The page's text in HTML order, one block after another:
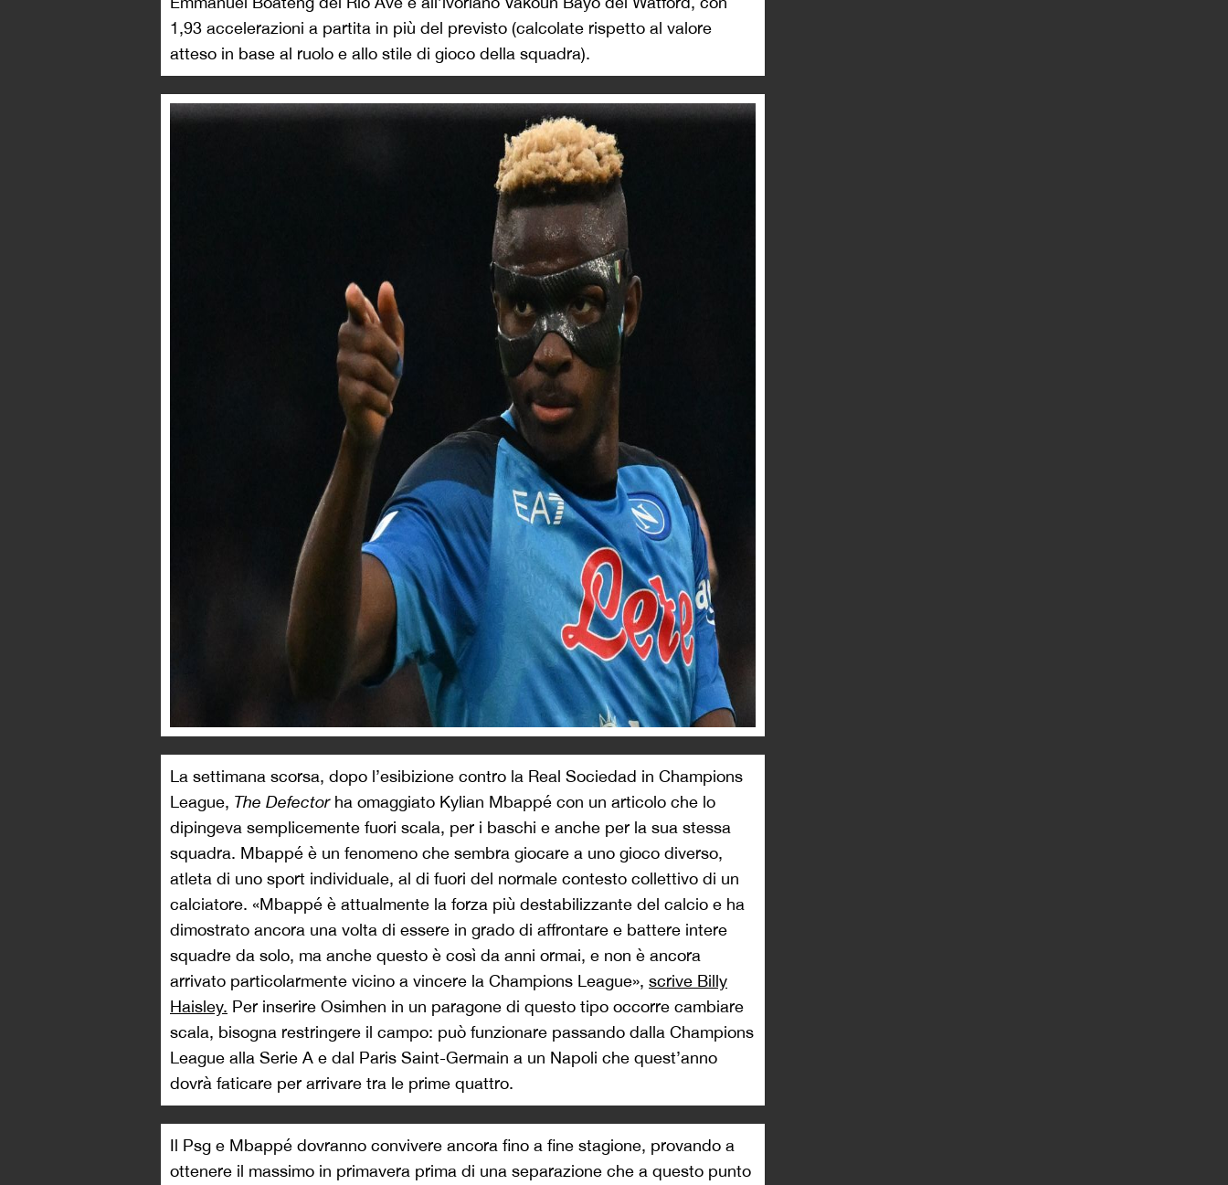
1,93 accelerazioni a partita in più del previsto (calcolate rispetto al valore
atteso in base al ruolo e allo stile di gioco della squadra).
La settimana scorsa, dopo l’esibizione contro la Real Sociedad in Champions
League, The Defectorha omaggiato Kylian Mbappé con un articolo che lo
dipingeva semplicemente fuori scala, per i baschi e anche per la sua stessa
squadra. Mbappé è un fenomeno che sembra giocare a uno gioco diverso,
atleta di uno sport individuale, al di fuori del normale contesto collettivo di un
calciatore. «Mbappé è attualmente la forza più destabilizzante del calcio e ha
dimostrato ancora una volta di essere in grado di affrontare e battere intere
squadre da solo, ma anche questo è così da anni ormai, e non è ancora
arrivato particolarmente vicino a vincere la Champions League», scrive Billy
Haisley. Per inserire Osimhen in un paragone di questo tipo occorre cambiare
scala, bisogna restringere il campo: può funzionare passando dalla Champions
League alla Serie A e dal Paris Saint-Germain a un Napoli che quest’anno
dovrà faticare per arrivare tra le prime quattro.
Il Psg e Mbappé dovranno convivere ancora fino a fine stagione, provando a
ottenere il massimo in primavera prima di una separazione che a questo punto